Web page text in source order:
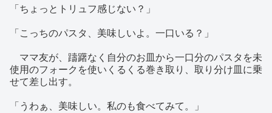
「ちょっとトリュフ感じない？」
「こっちのパスタ、美味しいよ。一口いる？」
ママ友が、躊躇なく自分のお皿から一口分のパスタを未
使用のフォークを使いくるくる巻き取り、取り分け皿に乗
せて差し出す。
「うわぁ、美味しい。私のも食べてみて。」